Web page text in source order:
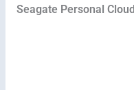
Seagate Personal Cloud